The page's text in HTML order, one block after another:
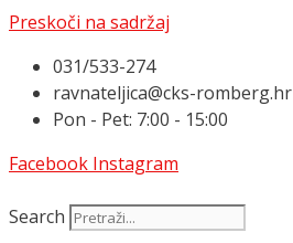
Preskoči na sadržaj
031/533-274
ravnateljica@cks-romberg.hr
Pon - Pet: 7:00 - 15:00
Facebook Instagram
Search